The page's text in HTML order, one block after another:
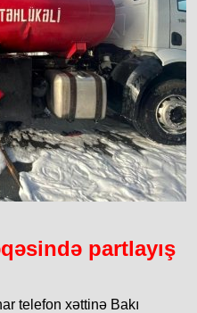
partlayış
telefon xəttinə Bakı